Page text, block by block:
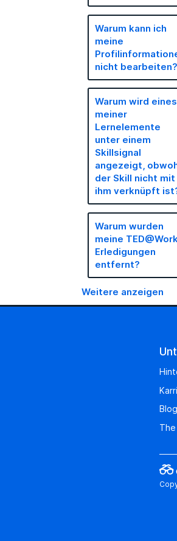
Warum kann ich
meine
nicht bearbeiten?
Warum wird eines
meiner
Lernelemente
unter einem
Skillsignal
angezeigt,
der Skill nicht mit
ihm verknüpft
Warum wurden
meine
Erledigungen
entfernt?
Weitere anzeigen
Blog